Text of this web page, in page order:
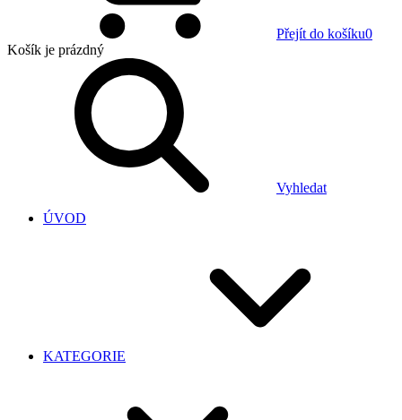
Přejít do košíku0
Košík je prázdný
Vyhledat
ÚVOD
KATEGORIE